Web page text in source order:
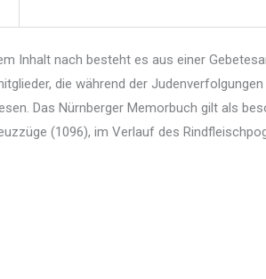
Inhalt nach besteht es aus einer
die während der
Das Nürnberger Memorbuch gilt als
(1096), im Verlauf des